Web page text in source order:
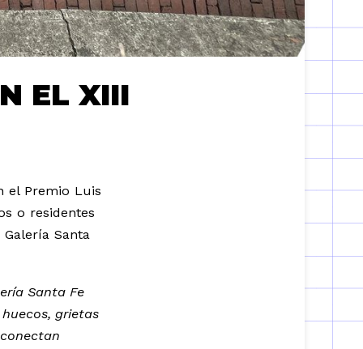
EL XIII
el Premio Luis
o residentes
Santa
Santa Fe
grietas